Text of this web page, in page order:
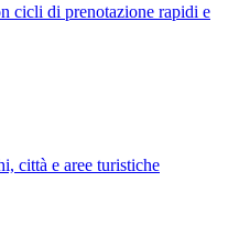
cicli di prenotazione rapidi e
città e aree turistiche